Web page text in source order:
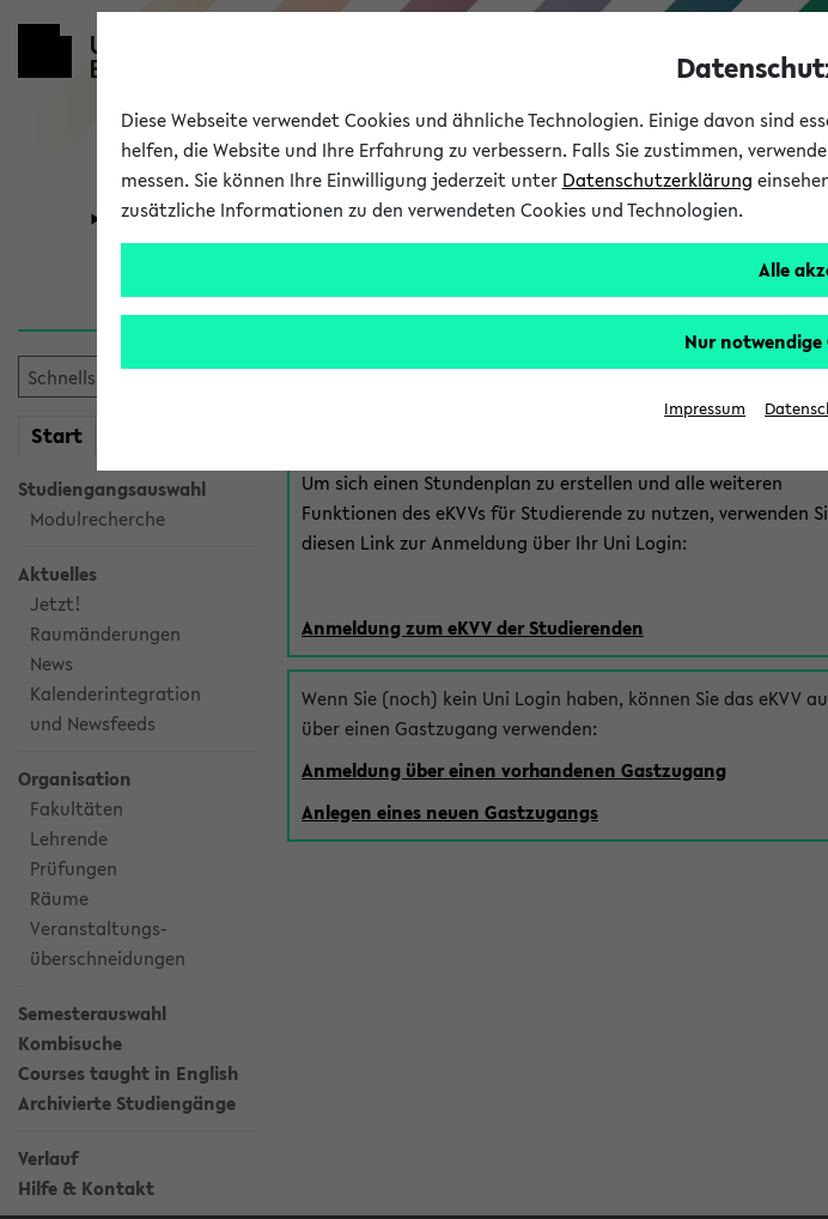
Universität Forschung Studium
Start
Studiengangsauswahl
Modulrecherche
Aktuelles
Jetzt!
Raumänderungen
News
Kalenderintegration
und Newsfeeds
Organisation
Fakultäten
Lehrende
Prüfungen
Räume
Veranstaltungs-
überschneidungen
Semesterauswahl
Kombisuche
Courses taught in English
Archivierte Studiengänge
Verlauf
Hilfe & Kontakt
Anmeldung am eKVV
Es gibt mehrere Möglichkeiten zur Anmeldung am eKVV. Bitte
Um sich einen Stundenplan zu erstellen und alle weiteren
Funktionen des eKVVs für Studierende zu nutzen, verwenden
diesen Link zur Anmeldung über Ihr Uni Login:
Anmeldung zum eKVV der Studierenden
Wenn Sie (noch) kein Uni Login haben, können Sie das eKVV
über einen Gastzugang verwenden:
Anmeldung über einen vorhandenen Gastzugang
Anlegen eines neuen Gastzugangs
Diese Webseite verwendet Cookies und ähnliche Technologien. Einige davon sind
helfen, die Website und Ihre Erfahrung zu verbessern. Falls Sie zustimmen,
messen. Sie können Ihre Einwilligung jederzeit unter Datenschutzerklärung
zusätzliche Informationen zu den verwendeten Cookies und Technologien.
Alle
Nur notwendige
Impressum